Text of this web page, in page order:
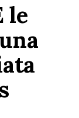
le